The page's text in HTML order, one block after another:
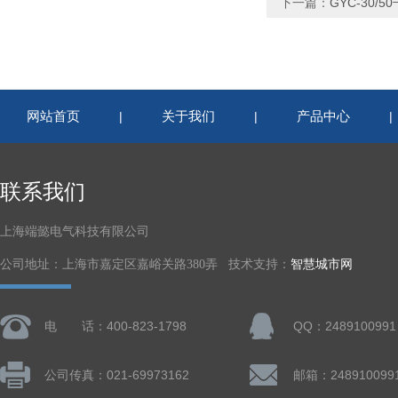
网站首页 | 关于我们 | 产品中心
联系我们
上海端懿电气科技有限公司
公司地址：上海市嘉定区嘉峪关路380弄 技术支持： 智慧城市网
电 话：400-823-1798 QQ：2489100991
公司传真：021-69973162 邮箱：